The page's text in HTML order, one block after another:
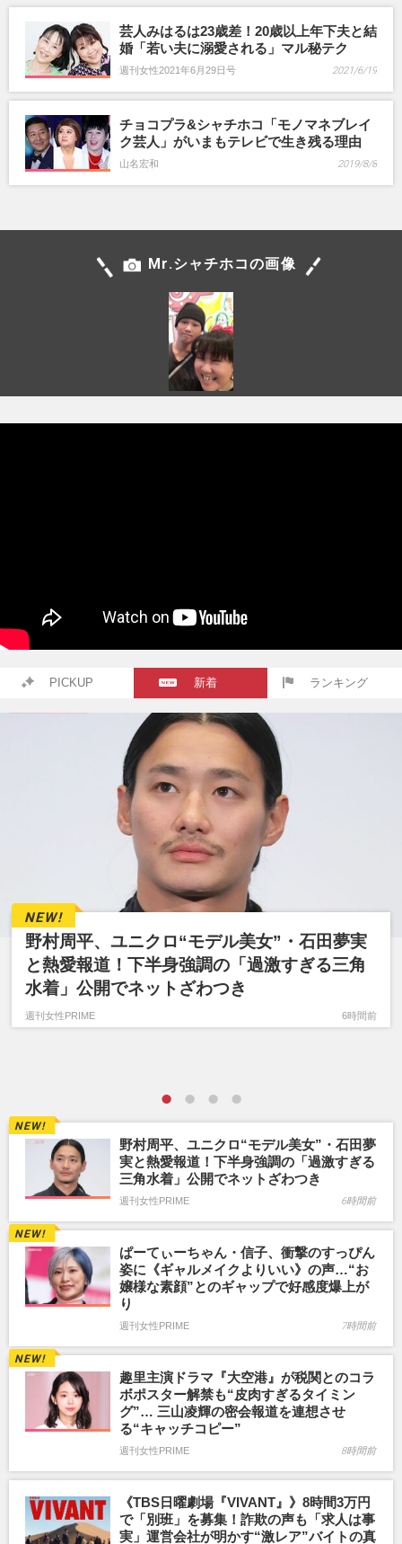
芸人みはるは23歳差！20歳以上年下夫と結
婚「若い夫に溺愛される」マル秘テク
週刊女性2021年6月29日号 2021/6/19
チョコプラ&シャチホコ「モノマネブレイ
ク芸人」がいまもテレビで生き残る理由
山名宏和 2019/8/8
Mr.シャチホコの画像
PICKUP 新着 ランキング
野村周平、ユニクロ“モデル美女”・石田夢実
と熱愛報道！下半身強調の「過激すぎる三角
水着」公開でネットざわつき
週刊女性PRIME 6時間前
野村周平、ユニクロ“モデル美女”・石田夢
実と熱愛報道！下半身強調の「過激すぎる
三角水着」公開でネットざわつき
週刊女性PRIME 6時間前
ぱーてぃーちゃん・信子、衝撃のすっぴん
姿に《ギャルメイクよりいい》の声…“お
嬢様な素顔”とのギャップで好感度爆上が
り
週刊女性PRIME 7時間前
趣里主演ドラマ『大空港』が税関とのコラ
ボポスター解禁も“皮肉すぎるタイミン
グ”… 三山凌輝の密会報道を連想させ
る“キャッチコピー”
週刊女性PRIME 8時間前
《TBS日曜劇場『VIVANT』》8時間3万円
で「別班」を募集！詐欺の声も「求人は事
実」運営会社が明かす“激レア”バイトの真